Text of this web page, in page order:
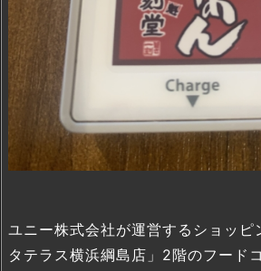
ユニー株式会社が運営するショッピ
タテラス横浜綱島店」2階のフード